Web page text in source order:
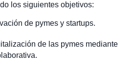
los siguientes objetivos:
de pymes y startups.
de las pymes mediante